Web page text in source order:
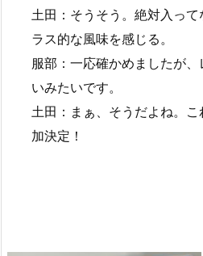
土田：そうそう。絶対入っ
ラス的な風味を感じる。
服部：一応確かめましたが
いみたいです。
土田：まぁ、そうだよね。
加決定！